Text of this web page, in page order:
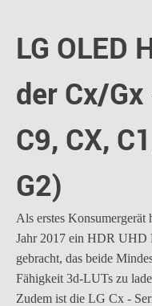
LG OLED
der Cx/
C9, CX,
G2)
Als erstes
Jahr 2017 ein HDR UHD
gebracht, das beide
Fähigkeit 3d-LUTs zu
Zudem ist die LG Cx -